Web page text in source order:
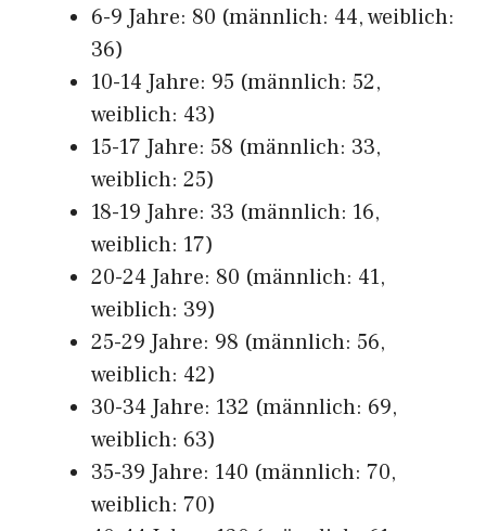
6-9 Jahre: 80 (männlich: 44, weiblich:
36)
10-14 Jahre: 95 (männlich: 52,
weiblich: 43)
15-17 Jahre: 58 (männlich: 33,
weiblich: 25)
18-19 Jahre: 33 (männlich: 16,
weiblich: 17)
20-24 Jahre: 80 (männlich: 41,
weiblich: 39)
25-29 Jahre: 98 (männlich: 56,
weiblich: 42)
30-34 Jahre: 132 (männlich: 69,
weiblich: 63)
35-39 Jahre: 140 (männlich: 70,
weiblich: 70)